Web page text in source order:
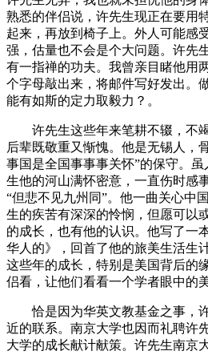
熟悉的伴侣说，许先生现正在要用
起来，再放到椅子上。外人可能感
强，估量也不会是个大问题。许先
有一指禅的功夫。我曾亲目睹他用
个字母敲出来，将邮件写好发出。
能有如斯的定力取毅力？。
许先生这些年来笔耕不辍，不
后辈既敬重又惭愧。他是无锡人，
事国是全国事事事关怀”的保守。
生他的河山满怀密意，一直伤时感
“但悲不见九州同”。他一曲关心中
生的疾苦有深深的怜悯，但愿可以
的成长，也有他的认识。他写了一
华人的》，回首了他的旅美生活生
这些年的成长，特别是美国背后的
侣看，让他们看看一个学者眼中的美
恰是因为华英文教基金之事，
近的联系。南京大学也因而礼聘许
大学的成长献计献策。许先生南京